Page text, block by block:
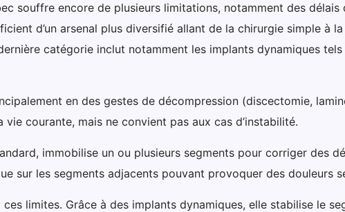
souffre encore de plusieurs limitations, notamment des
d’un arsenal plus diversifié allant de la chirurgie simple à
catégorie inclut notamment les implants dynamiques
en des gestes de décompression (discectomie,
courante, mais ne convient pas aux cas d’instabilité.
immobilise un ou plusieurs segments pour corriger des
sur les segments adjacents pouvant provoquer des douleurs
limites. Grâce à des implants dynamiques, elle stabilise le